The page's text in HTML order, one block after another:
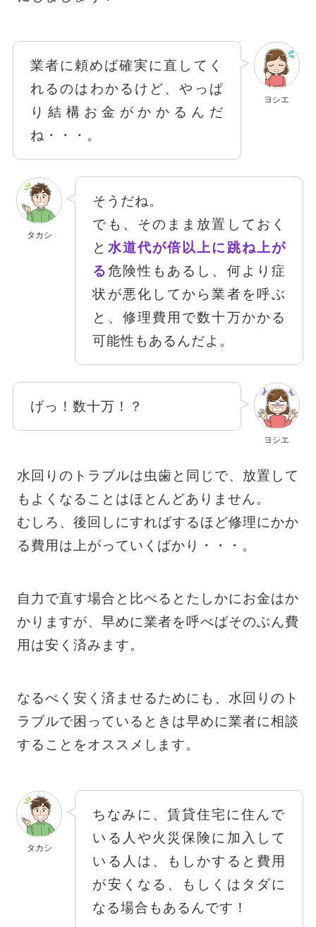
ヨシエ
業者に頼めば確実に直してく
れるのはわかるけど、やっぱ
り結構お金がかかるんだ
ね・・・。
そうだね。
でも、そのまま放置しておく
と 水道代が倍以上に跳ね上が
る危険性もあるし、何より症
状が悪化してから業者を呼ぶ
と、修理費用で数十万かかる
可能性もあるんだよ。
タカシ
ヨシエ
げっ！数十万！？
水回りのトラブルは虫歯と同じで、放置して
もよくなることはほとんどありません。
むしろ、後回しにすればするほど修理にかか
る費用は上がっていくばかり・・・。
自力で直す場合と比べるとたしかにお金はか
かりますが、早めに業者を呼べばそのぶん費
用は安く済みます。
なるべく安く済ませるためにも、水回りのト
ラブルで困っているときは早めに業者に相談
することをオススメします。
タカシ
ちなみに、賃貸住宅に住んで
いる人や火災保険に加入して
いる人は、もしかすると費用
が安くなる、もしくはタダに
なる場合もあるんです！